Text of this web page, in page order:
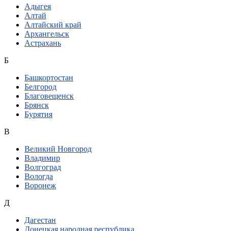
Адыгея
Алтай
Алтайский край
Архангельск
Астрахань
Б
Башкортостан
Белгород
Благовещенск
Брянск
Бурятия
В
Великий Новгород
Владимир
Волгоград
Вологда
Воронеж
Д
Дагестан